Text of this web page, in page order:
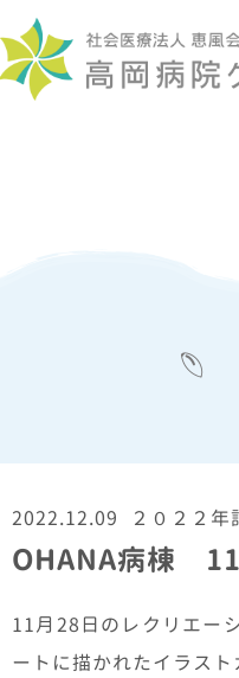
2022.12.09 ２０２２年
OHANA病棟 11
11月28日のレクリエー
ートに描かれたイラスト